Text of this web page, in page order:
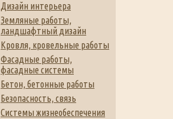
Дизайн интерьера
Земляные работы,
ландшафтный дизайн
Кровля, кровельные работы
Фасадные работы,
фасадные системы
Бетон, бетонные работы
Безопасность, связь
Системы жизнеобеспечения